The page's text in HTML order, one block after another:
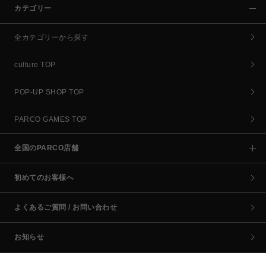
カテゴリー
全カテゴリーから探す
culture TOP
POP-UP SHOP TOP
PARCO GAMES TOP
全国のPARCO店舗
初めてのお客様へ
よくあるご質問 / お問い合わせ
お知らせ